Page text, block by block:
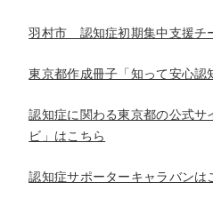
羽村市 認知症初期集中支援チ
東京都作成冊子「知って安心認
認知症に関わる東京都の公式サ
ビ」はこちら
認知症サポーターキャラバンは